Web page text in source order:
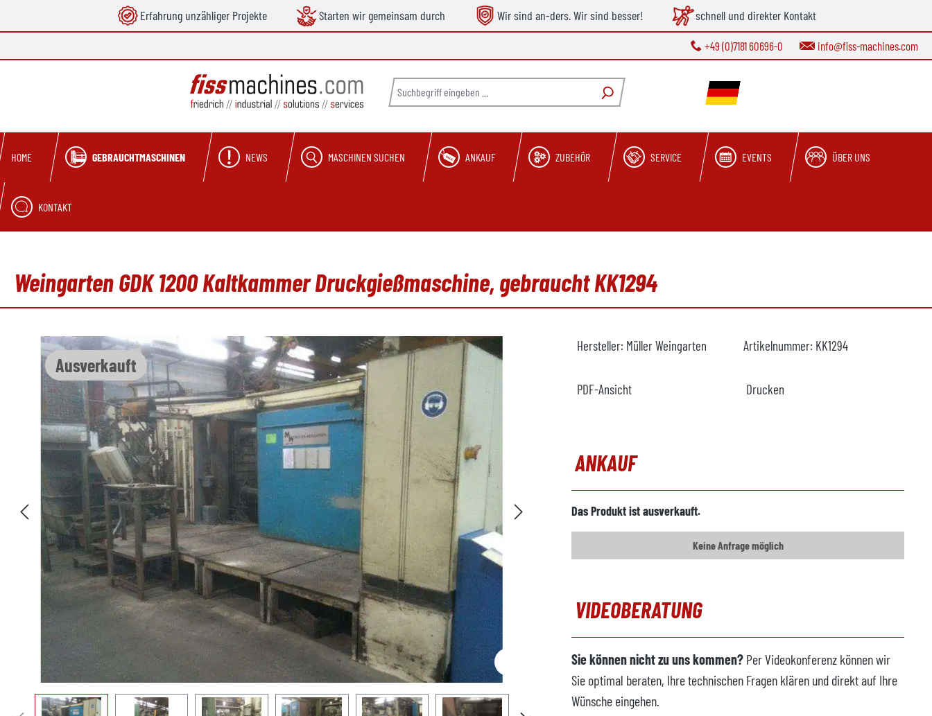
Zur Hauptnavigation springenErfahrung unzähliger Projekte Starten wir gemeinsam durch Wir sind an-ders. Wir sind besser! schnell und direkter Kontakt
+49 (0)7181 60696-0 info@fiss-machines.com
HOME GEBRAUCHTMASCHINEN NEWS MASCHINEN SUCHEN ANKAUF ZUBEHÖR SERVICE EVENTS ÜBER UNS
KONTAKT
Weingarten GDK 1200 Kaltkammer Druckgießmaschine, gebraucht KK1294
Ausverkauft
Bildergalerie überspringen Hersteller: Müller Weingarten Artikelnummer: KK1294
PDF-Ansicht Drucken
ANKAUF
Das Produkt ist ausverkauft.
Keine Anfrage möglich
VIDEOBERATUNG
Sie können nicht zu uns kommen? Per Videokonferenz können wir
Sie optimal beraten, Ihre technischen Fragen klären und direkt auf Ihre
Wünsche eingehen.